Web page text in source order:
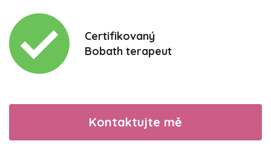
Certifikovaný
Bobath terapeut
Kontaktujte mě